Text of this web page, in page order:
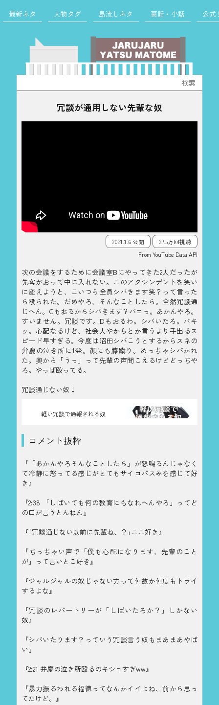
最新ネタ 人物タグ 島流しネタ 裏話・小話 公式
索:
冗談が通用しない先輩な奴
2021.1.6 公開
37.5万回視聴
From YouTube Data API
次の会議をするために会議室Bにやってきた2人だったが
先客がおって中に入れない。このアクシンデントを笑い
に変えようと、こいつら全員シバきます笑？って言った
ら殴られた。だめやろ、そんなことしたら。全然冗談通
じへん。Cもおるからシバきます？バコっ。あかんやろ。
すいません。冗談です。Dもおるわ。シバいたろ。バキ
ッ。心配なるけど、社会人やからとか言うより手出るス
ピード早すぎる。今度は沼田シバこうとするからスネの
弁慶の泣き所に1発。顔にも膝蹴り。めっちゃシバかれ
た。奥から「うっ」って先輩の声聞こえるけどどっちや
ろ。やっぱ殴ってる。
冗談通じない奴↓
軽い冗談で通報される奴
コメント抜粋
『「あかんやろそんなことしたら」が怒鳴るんじゃなく
て冷静に怒ってる感じがとてもサイコパスみを感じて好
き』
『2:38 「しばいても何の教育にもなれへんやろ」ってど
の口が言うとんねん』
『｢冗談通じない以前に先輩ね、？｣ここ好き』
『ちっちゃい声で「僕も心配になります、先輩のこと
が」って言いとこ好き』
『ジャルジャルの奴じゃない方って何故か何度もトライ
するよな』
『冗談のレパートリーが「しばいたろか？」しかない
奴』
『シバいたります？っていう冗談言う奴もまあまあやば
い』
『2:21 弁慶の泣き所殴るのキショすぎww』
『暴力振るわれる福徳ってなんかイイよね、前から思っ
てたけど。』